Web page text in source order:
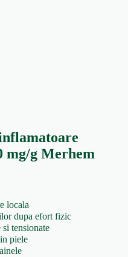
mg/g Merhem
locala
dupa efort fizic
tensionate
piele